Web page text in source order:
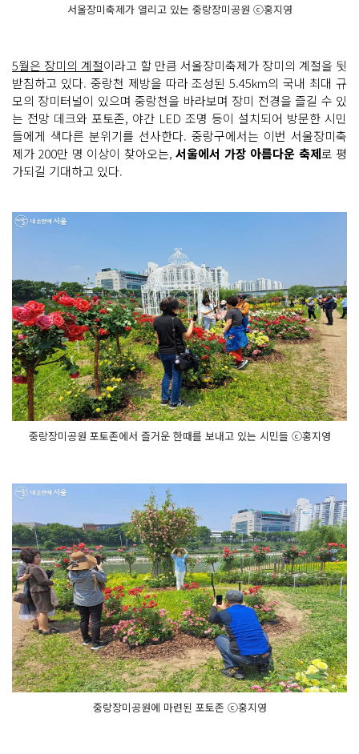
서울장미축제가 열리고 있는 중랑장미공원 ⓒ홍지영
5월은 장미의 계절이라고 할 만큼 서울장미축제가 장미의 계절을 뒷
받침하고 있다. 중랑천 제방을 따라 조성된 5.45km의 국내 최대 규
모의 장미터널이 있으며 중랑천을 바라보며 장미 전경을 즐길 수 있
는 전망 데크와 포토존, 야간 LED 조명 등이 설치되어 방문한 시민
들에게 색다른 분위기를 선사한다. 중랑구에서는 이번 서울장미축
제가 200만 명 이상이 찾아오는,서울에서 가장 아름다운 축제로 평
가되길 기대하고 있다.
중랑장미공원 포토존에서 즐거운 한때를 보내고 있는 시민들 ⓒ홍지영
중랑장미공원에 마련된 포토존 ⓒ홍지영